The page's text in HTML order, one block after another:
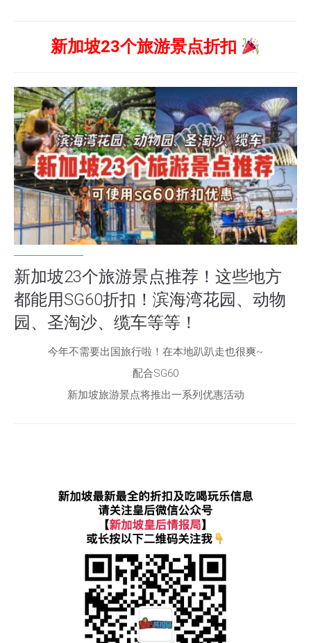
新加坡23个旅游景点折扣
新加坡23个旅游景点推荐！这些地方
都能用SG60折扣！滨海湾花园、动物
园、圣淘沙、缆车等等！
今年不需要出国旅行啦！在本地趴趴走也很爽~
配合SG60
新加坡旅游景点将推出一系列优惠活动